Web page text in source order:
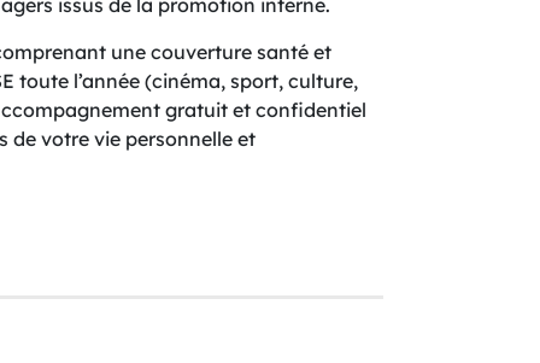
issus de la promotion interne.
une couverture santé et
toute l’année (cinéma, sport, culture,
gratuit et confidentiel
de votre vie personnelle et